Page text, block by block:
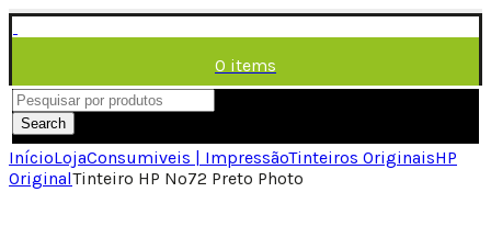
0 items
/ 0,00€
Menu
Search
InícioLojaConsumiveis | ImpressãoTinteiros OriginaisHP
OriginalTinteiro HP Nº72 Preto Photo